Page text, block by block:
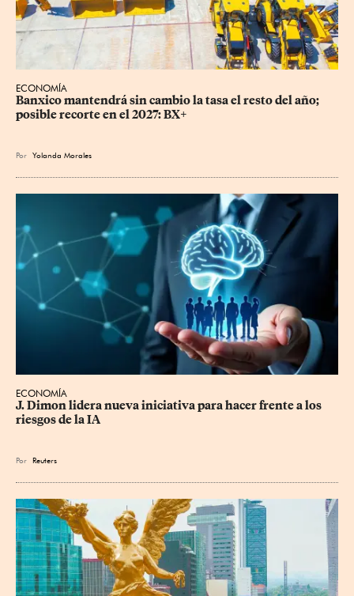
ECONOMÍA
Banxico mantendrá sin cambio la tasa el resto del año;
posible recorte en el 2027: BX+
Por Yolanda Morales
ECONOMÍA
J. Dimon lidera nueva iniciativa para hacer frente a los
riesgos de la IA
Por Reuters